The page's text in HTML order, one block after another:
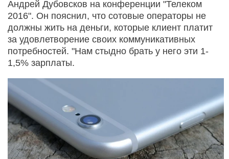
Андрей Дубовсков на конференции "Телеком
2016". Он пояснил, что сотовые операторы не
должны жить на деньги, которые клиент платит
за удовлетворение своих коммуникативных
потребностей. "Нам стыдно брать у него эти 1-
1,5% зарплаты.